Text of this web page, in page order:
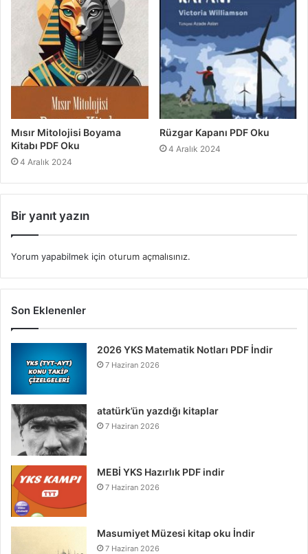
Mısır Mitolojisi Boyama
Kitabı PDF Oku
4 Aralık 2024
Rüzgar Kapanı PDF Oku
4 Aralık 2024
Bir yanıt yazın
Yorum yapabilmek için oturum açmalısınız.
Son Eklenenler
2026 YKS Matematik Notları PDF İndir
7 Haziran 2026
atatürk’ün yazdığı kitaplar
7 Haziran 2026
MEBİ YKS Hazırlık PDF indir
7 Haziran 2026
Masumiyet Müzesi kitap oku İndir
7 Haziran 2026